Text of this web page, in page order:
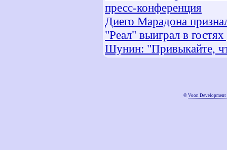
пресс-конференция
Диего Марадона
"Реал" выиграл в
Шунин: "Привыкайте,
© Voon Development